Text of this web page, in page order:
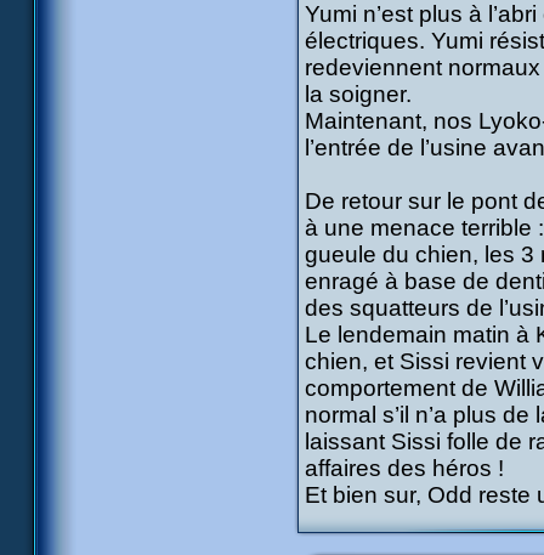
Yumi n’est plus à
électriques. Yumi
redeviennent
la soigner.
Maintenant, nos
l’entrée de l’usine
De retour sur le pont
à une menace terrible
gueule du chien, les 3
enragé à base de
des squatteurs de
Le lendemain matin à
chien, et Sissi revient
comportement de
normal s’il n’a plus
laissant Sissi folle de
affaires des héros !
Et bien sur, Odd reste